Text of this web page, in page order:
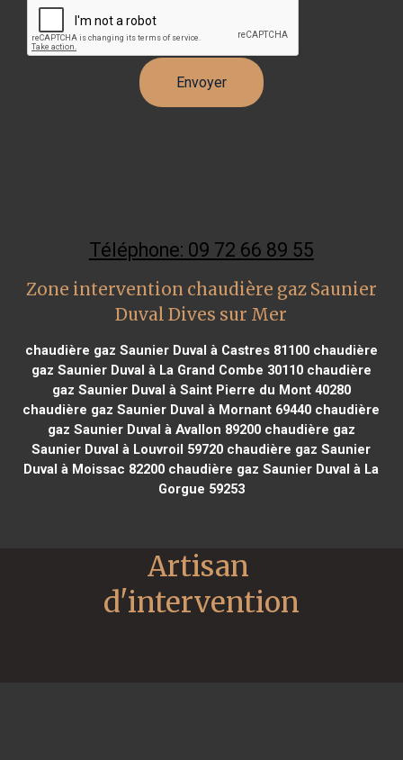
Téléphone: 09 72 66 89 55
Zone intervention chaudière gaz Saunier
Duval Dives sur Mer
chaudière gaz Saunier Duval à Castres 81100chaudière
gaz Saunier Duval à La Grand Combe 30110chaudière
gaz Saunier Duval à Saint Pierre du Mont 40280
chaudière gaz Saunier Duval à Mornant 69440 chaudière
gaz Saunier Duval à Avallon 89200chaudière gaz
Saunier Duval à Louvroil 59720 chaudière gaz Saunier
Duval à Moissac 82200 chaudière gaz Saunier Duval à La
Gorgue 59253
Artisan
d'intervention